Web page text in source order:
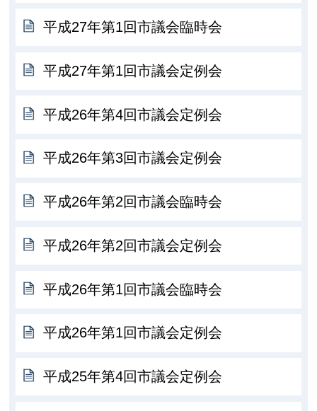
平成27年第1回市議会臨時会
平成27年第1回市議会定例会
平成26年第4回市議会定例会
平成26年第3回市議会定例会
平成26年第2回市議会臨時会
平成26年第2回市議会定例会
平成26年第1回市議会臨時会
平成26年第1回市議会定例会
平成25年第4回市議会定例会